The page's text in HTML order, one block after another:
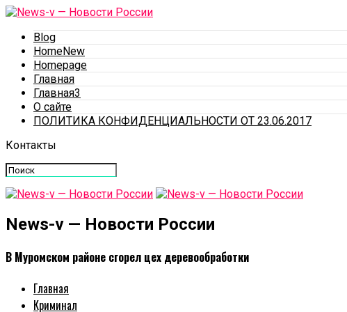
Blog
HomeNew
Homepage
Главная
Главная3
О сайте
ПОЛИТИКА КОНФИДЕНЦИАЛЬНОСТИ ОТ 23.06.2017
Контакты
News-v — Новости России
В Муромском районе сгорел цех деревообработки
Главная
Криминал